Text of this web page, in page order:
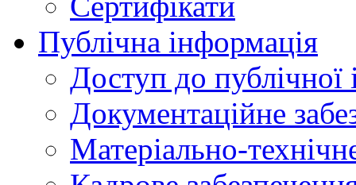
Публічна інформація
Доступ до публічної
Документаційне
Матеріально-